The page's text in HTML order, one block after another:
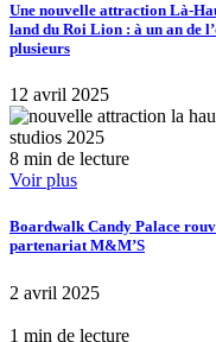
Une nouvelle attraction Là-
land du Roi Lion : à un an de
plusieurs
12 avril 2025
8 min de lecture
Voir plus
Boardwalk Candy Palace
partenariat M&M’S
2 avril 2025
1 min de lecture